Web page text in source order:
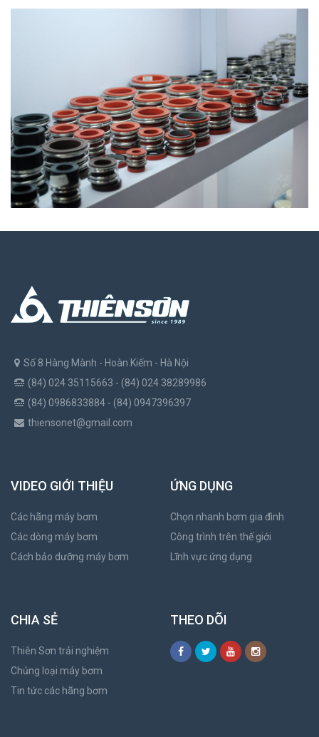
Số 8 Hàng Mành - Hoàn Kiếm - Hà Nội
(84) 024 35115663 - (84) 024 38289986
(84) 0986833884 - (84) 0947396397
thiensonet@gmail.com
VIDEO GIỚI THIỆU
Các hãng máy bơm
Các dòng máy bơm
Cách bảo dưỡng máy bơm
ỨNG DỤNG
Chọn nhanh bơm gia đình
Công trình trên thế giới
Lĩnh vực ứng dụng
CHIA SẺ
Thiên Sơn trải nghiệm
Chủng loại máy bơm
Tin tức các hãng bơm
THEO DÕI